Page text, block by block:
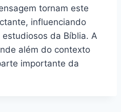
tornam este
influenciando
da Bíblia. A
além do contexto
importante da